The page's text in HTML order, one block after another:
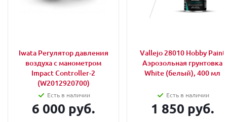
Iwata Регулятор давления
воздуха с манометром
Impact Controller-2
(W2012920700)
Есть в наличии
6 000 руб.
Vallejo 28010 Hobby Paint
Аэрозольная грунтовка
White (белый), 400 мл
Есть в наличии
1 850 руб.